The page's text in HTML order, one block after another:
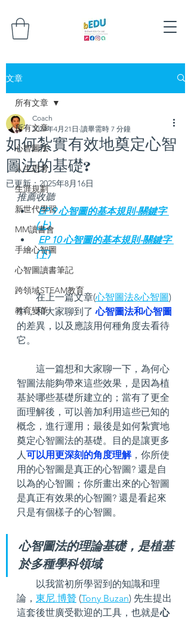
文章
所有文章
心智圖法
人生思考
生涯規劃
新世代學習
MM讀書會
手繪心智圖
心智圖讀書筆記
跨領域STEAM教育
教育變革
所有文章
如何紮實有效地奠定心智
圖法的基礎?
Coach
2024年4月21日 讀畢需時 7 分鐘
已更新：2025年8月16日
推薦收聽
EP 9 心智圖的基本規則-關鍵字
(上)
EP 10 心智圖的基本規則-關鍵字
(下)
        在上一篇文章(
心智圖法&心智圖)
中，和大家聊到了 心智圖法和心智圖
的差異，以及應該用何種角度去看待
它。
智圖法能夠帶來這些效果，是因為植
基於哪些基礎所建立的；當有了更全
面理解後，可以善加利用這些已知的
概念，進行運用；最後是如何紮實地
奠定心智圖法的基礎。目的是讓更多
人 可以用更深刻的角度理解，你所使
用的心智圖是真正的心智圖? 還是自
以為的心智圖；你所畫出來的心智圖
是真正有效果的心智圖? 還是看起來
只是有個樣子的心智圖。
心智圖法的理論基礎，是植基
於多種學科領域
論， 東尼.博贊 (Tony Buzan) 先生提出
這套後世廣受歡迎的工具，也就是心